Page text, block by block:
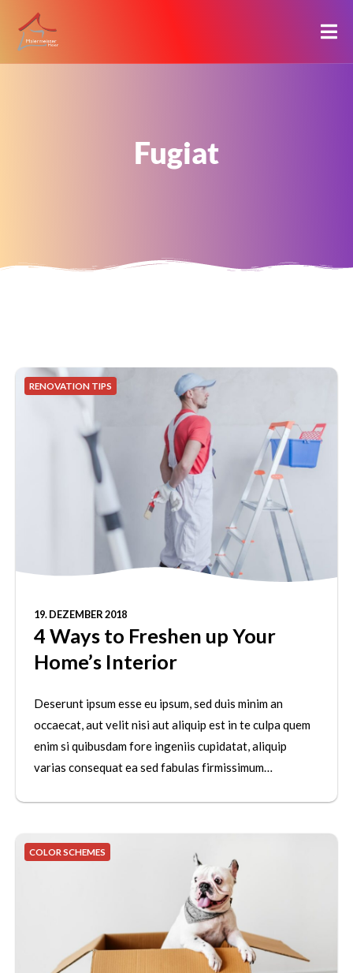
Fugiat
RENOVATION TIPS
19. DEZEMBER 2018
4 Ways to Freshen up Your
Home’s Interior
Deserunt ipsum esse eu ipsum, sed duis minim an
occaecat, aut velit nisi aut aliquip est in te culpa quem
enim si quibusdam fore ingeniis cupidatat, aliquip
varias consequat ea sed fabulas firmissimum…
COLOR SCHEMES